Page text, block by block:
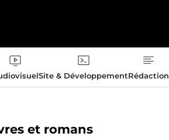
Site & DéveloppementRédaction
et romans